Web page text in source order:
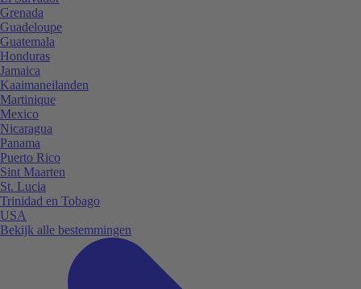
Grenada
Guadeloupe
Guatemala
Honduras
Jamaica
Kaaimaneilanden
Martinique
Mexico
Nicaragua
Panama
Puerto Rico
Sint Maarten
St. Lucia
Trinidad en Tobago
USA
Bekijk alle bestemmingen